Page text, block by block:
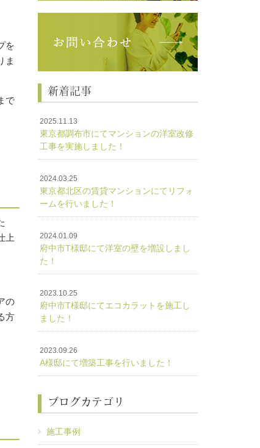
を
ま
で
上
の
方
新着記事
2025.11.13
東京都調布市にてマンションの洋室改修
工事を実施しました！
2024.03.25
東京都北区の賃貸マンションにてリフォ
ームを行いました！
2024.01.09
府中市T様邸にて洋室の壁を増設しまし
た！
2023.10.25
府中市T様邸にてエコカラットを施工し
ました！
2023.09.26
A様邸にて増築工事を行いました！
ブログカテゴリ
施工事例